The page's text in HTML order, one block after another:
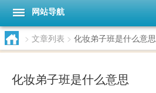
网站导航
> 文章列表 > 化妆弟子班是什么意思
化妆弟子班是什么意思